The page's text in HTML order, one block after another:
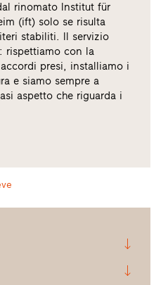
rinomato Institut für
(ift) solo se risulta
stabiliti. Il servizio
rispettiamo con la
presi, installiamo i
e siamo sempre a
aspetto che riguarda i